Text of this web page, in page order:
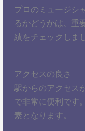
プロのミュージシ
るかどうかは、重
績をチェックしま
アクセスの良さ
駅からのアクセス
で非常に便利です
素となります。